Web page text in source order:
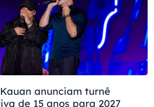
anunciam turnê
de 15 anos para 2027